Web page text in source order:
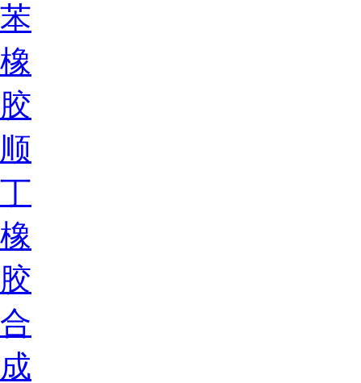
苯
橡
胶
顺
丁
橡
胶
合
成